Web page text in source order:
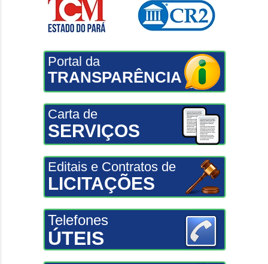
Portal da
TRANSPARÊNCIA
Carta de
SERVIÇOS
Editais e Contratos de
LICITAÇÕES
Telefones
ÚTEIS